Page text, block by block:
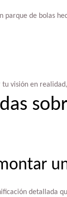
parque de bolas
visión en
detallada